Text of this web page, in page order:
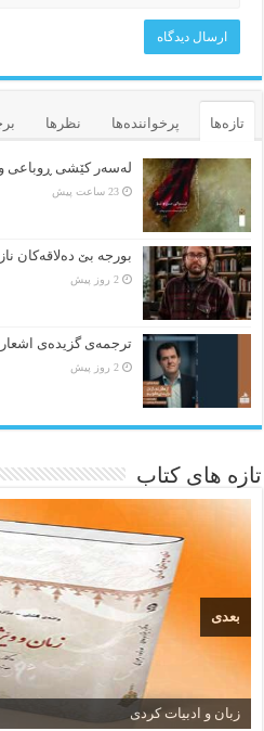
تازه‌ها پرخواننده‌ها نظرها
لەسەر کێشی ڕوباعی
23 ساعت پیش
بورجە بێ دەلاقەکان
2 روز پیش
ترجمه‌ی گزیده‌‌ی
2 روز پیش
تازه های کتاب
زبان و ادبیات کردی
بعدی